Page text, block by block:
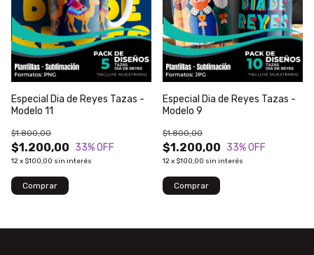
Especial Dia de Reyes Tazas -
Modelo 11
$1.200,00
$1.800,00
33% OFF
12x $100,00 sin interés
Especial Dia de Reyes Tazas -
Modelo 9
$1.200,00
$1.800,00
33% OFF
12x $100,00 sin interés